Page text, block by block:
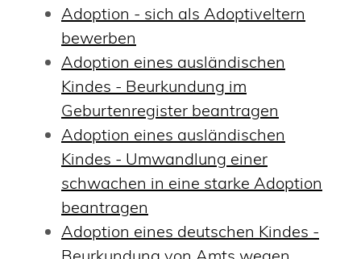
Adoption - sich als Adoptiveltern
bewerben
Adoption eines ausländischen
Kindes - Beurkundung im
Geburtenregister beantragen
Adoption eines ausländischen
Kindes - Umwandlung einer
schwachen in eine starke Adoption
beantragen
Adoption eines deutschen Kindes -